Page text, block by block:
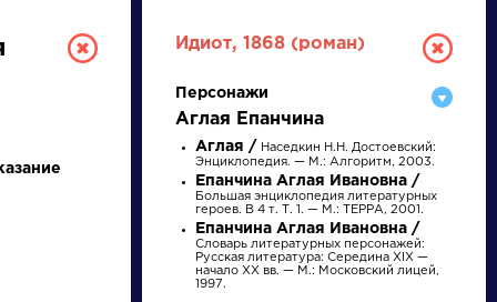
РУССКАЯ
Идиот, 1868 (роман)
Персонажи
Аглая Епанчина
Аглая / Наседкин Н.Н. Достоевский:
Энциклопедия. — М.: Алгоритм, 2003.
Епанчина Аглая Ивановна /
Большая энциклопедия литературных
героев. В 4 т. Т. 1. — М.: ТЕРРА, 2001.
Епанчина Аглая Ивановна /
Словарь литературных персонажей:
Русская литература: Середина XIX —
начало XX вв. — М.: Московский лицей,
1997.